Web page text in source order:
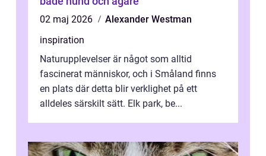
02 maj 2026
Alexander Westman
inspiration
Naturupplevelser är något som alltid
fascinerat människor, och i Småland finns
en plats där detta blir verklighet på ett
alldeles särskilt sätt. Elk park, be...